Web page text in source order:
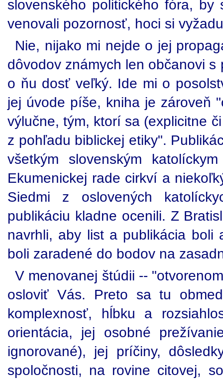
slovenského politického fóra,
venovali pozornosť, hoci si
Nie, nijako mi nejde o jej
dôvodov známych len občanovi
o ňu dosť veľký. Ide mi o
jej úvode píše, kniha je zároveň
výlučne, tým, ktorí sa (explicitne
z pohľadu biblickej etiky".
všetkým slovenským
Ekumenickej rade cirkví a
Siedmi z oslovených
publikáciu kladne ocenili. Z
navrhli, aby list a publikácia boli
boli zaradené do bodov na
V menovanej štúdii --
osloviť Vás. Preto sa tu
komplexnosť, hĺbku a
orientácia, jej osobné
ignorované), jej príčiny,
spoločnosti, na rovine citovej,